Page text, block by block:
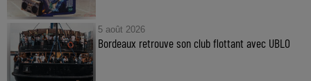
5 août 2026
Bordeaux retrouve son club flottant avec UBLO